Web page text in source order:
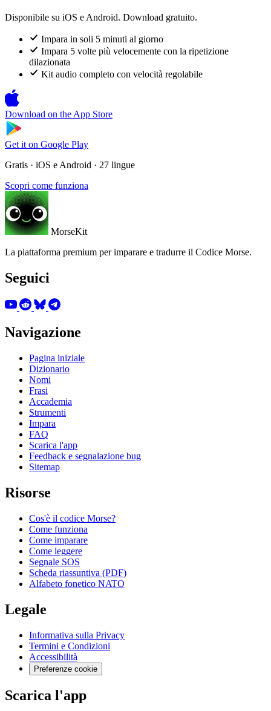
Disponibile su iOS e Android. Download gratuito.
Impara in soli 5 minuti al giorno
Impara 5 volte più velocemente con la ripetizione
dilazionata
Kit audio completo con velocità regolabile
Download on the App Store
Get it on Google Play
Gratis · iOS e Android · 27 lingue
Scopri come funziona
MorseKit
La piattaforma premium per imparare e tradurre il Codice Morse.
Seguici
Navigazione
Pagina iniziale
Dizionario
Nomi
Frasi
Accademia
Strumenti
Impara
FAQ
Scarica l'app
Feedback e segnalazione bug
Sitemap
Risorse
Cos'è il codice Morse?
Come funziona
Come imparare
Come leggere
Segnale SOS
Scheda riassuntiva (PDF)
Alfabeto fonetico NATO
Legale
Informativa sulla Privacy
Termini e Condizioni
Accessibilità
Preferenze cookie
Scarica l'app